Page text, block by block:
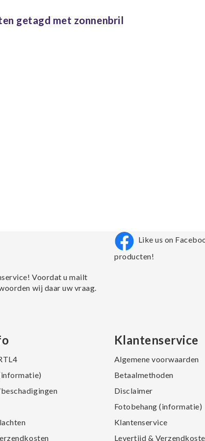
getagd met zonnenbril
Voordat u mailt
wij daar uw vraag.
Like us on
producten!
Klantenservice
Algemene voorwaarden
Betaalmethoden
Disclaimer
Fotobehang (informatie)
Klantenservice
Levertijd &